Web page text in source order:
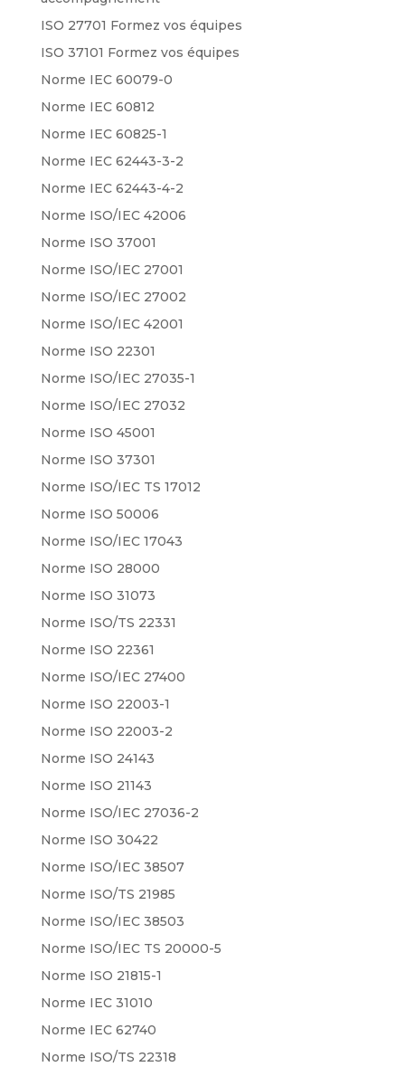
ISO 27701 Formez vos équipes
ISO 37101 Formez vos équipes
Norme IEC 60079-0
Norme IEC 60812
Norme IEC 60825-1
Norme IEC 62443-3-2
Norme IEC 62443-4-2
Norme ISO/IEC 42006
Norme ISO 37001
Norme ISO/IEC 27001
Norme ISO/IEC 27002
Norme ISO/IEC 42001
Norme ISO 22301
Norme ISO/IEC 27035-1
Norme ISO/IEC 27032
Norme ISO 45001
Norme ISO 37301
Norme ISO/IEC TS 17012
Norme ISO 50006
Norme ISO/IEC 17043
Norme ISO 28000
Norme ISO 31073
Norme ISO/TS 22331
Norme ISO 22361
Norme ISO/IEC 27400
Norme ISO 22003-1
Norme ISO 22003-2
Norme ISO 24143
Norme ISO 21143
Norme ISO/IEC 27036-2
Norme ISO 30422
Norme ISO/IEC 38507
Norme ISO/TS 21985
Norme ISO/IEC 38503
Norme ISO/IEC TS 20000-5
Norme ISO 21815-1
Norme IEC 31010
Norme IEC 62740
Norme ISO/TS 22318